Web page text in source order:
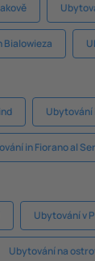
Bialowieza
Ubytování
in Fiorano al
Ubytování v
Ubytování na